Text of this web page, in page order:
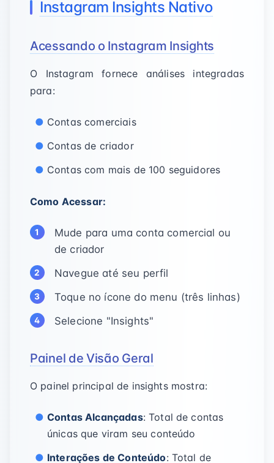
Instagram Insights Nativo
Acessando o Instagram Insights
O Instagram fornece análises integradas
para:
Contas comerciais
Contas de criador
Contas com mais de 100 seguidores
Como Acessar:
Mude para uma conta comercial ou
de criador
Navegue até seu perfil
Toque no ícone do menu (três linhas)
Selecione "Insights"
Painel de Visão Geral
O painel principal de insights mostra:
Contas Alcançadas: Total de contas
únicas que viram seu conteúdo
Interações de Conteúdo: Total de